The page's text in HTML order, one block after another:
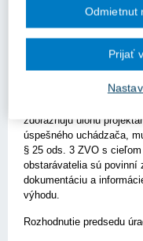
princípy, vrátane
Predseda úradu
eliminovať riziko
rozhodnutie č. 11927-
zdôrazňujú úlohu
úspešného uchádzača,
§ 25 ods. 3 ZVO s
obstarávatelia sú povinní
dokumentáciu a
výhodu.
Rozhodnutie predsedu
Odmietnut
Prijať